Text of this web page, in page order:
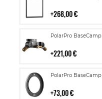
268,00 €
PolarPro
221,00 €
Lisää
PolarPro
73,00 €
Lisää